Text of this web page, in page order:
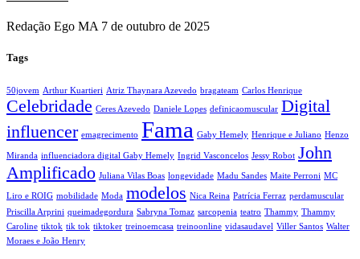
Redação Ego MA 7 de outubro de 2025
Tags
50jovem Arthur Kuartieri Atriz Thaynara Azevedo bragateam Carlos Henrique
Celebridade Ceres Azevedo Daniele Lopes definicaomuscular Digital
influencer emagrecimento Fama Gaby Hemely Henrique e Juliano Henzo
Miranda influenciadora digital Gaby Hemely Ingrid Vasconcelos Jessy Robot John
Amplificado Juliana Vilas Boas longevidade Madu Sandes Maite Perroni MC
Liro e ROIG mobilidade Moda modelos Nica Reina Patrícia Ferraz perdamuscular
Priscilla Arprini queimadegordura Sabryna Tomaz sarcopenia teatro Thammy Thammy
Caroline tiktok tik tok tiktoker treinoemcasa treinoonline vidasaudavel Viller Santos Walter
Moraes e João Henry